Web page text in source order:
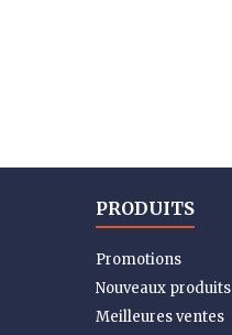
PRODUITS
Promotions
Nouveaux produits
Meilleures ventes